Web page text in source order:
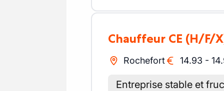
Chauffeur CE (H/F/
Rochefort 14.93 -
Entreprise stable et